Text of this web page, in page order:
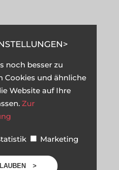
noch besser zu
Cookies und ähnliche
Website auf Ihre
Zur
Marketing